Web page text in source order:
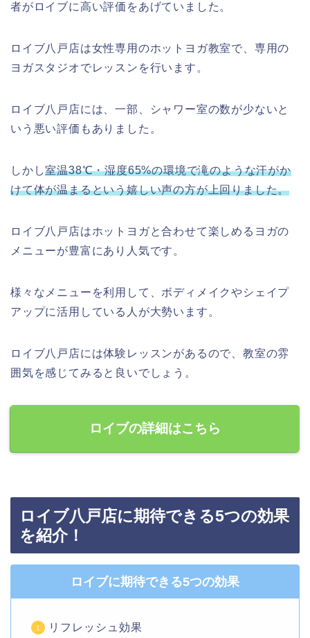
者がロイブに高い評価をあげていました。
ロイブ八戸店は女性専用のホットヨガ教室で、専用の
ヨガスタジオでレッスンを行います。
ロイブ八戸店には、一部、シャワー室の数が少ないと
いう悪い評価もありました。
しかし室温38℃・湿度65%の環境で滝のような汗がか
けて体が温まるという嬉しい声の方が上回りました。
ロイブ八戸店はホットヨガと合わせて楽しめるヨガの
メニューが豊富にあり人気です。
様々なメニューを利用して、ボディメイクやシェイプ
アップに活用している人が大勢います。
ロイブ八戸店には体験レッスンがあるので、教室の雰
囲気を感じてみると良いでしょう。
ロイブの詳細はこちら
ロイブ八戸店に期待できる5つの効果
を紹介！
ロイブに期待できる5つの効果
リフレッシュ効果